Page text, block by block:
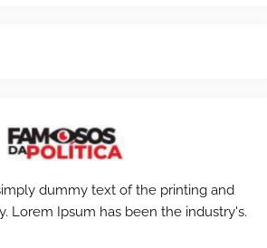
dummy text of the printing and
Lorem Ipsum has been the industry's.